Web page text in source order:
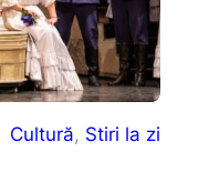
Cultură, Stiri la zi